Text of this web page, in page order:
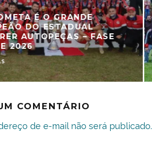
É O GRANDE
DO ESTADUAL
AUTOPEÇAS – FASE
2026
COMENTÁRIO
de e-mail não será publicado.